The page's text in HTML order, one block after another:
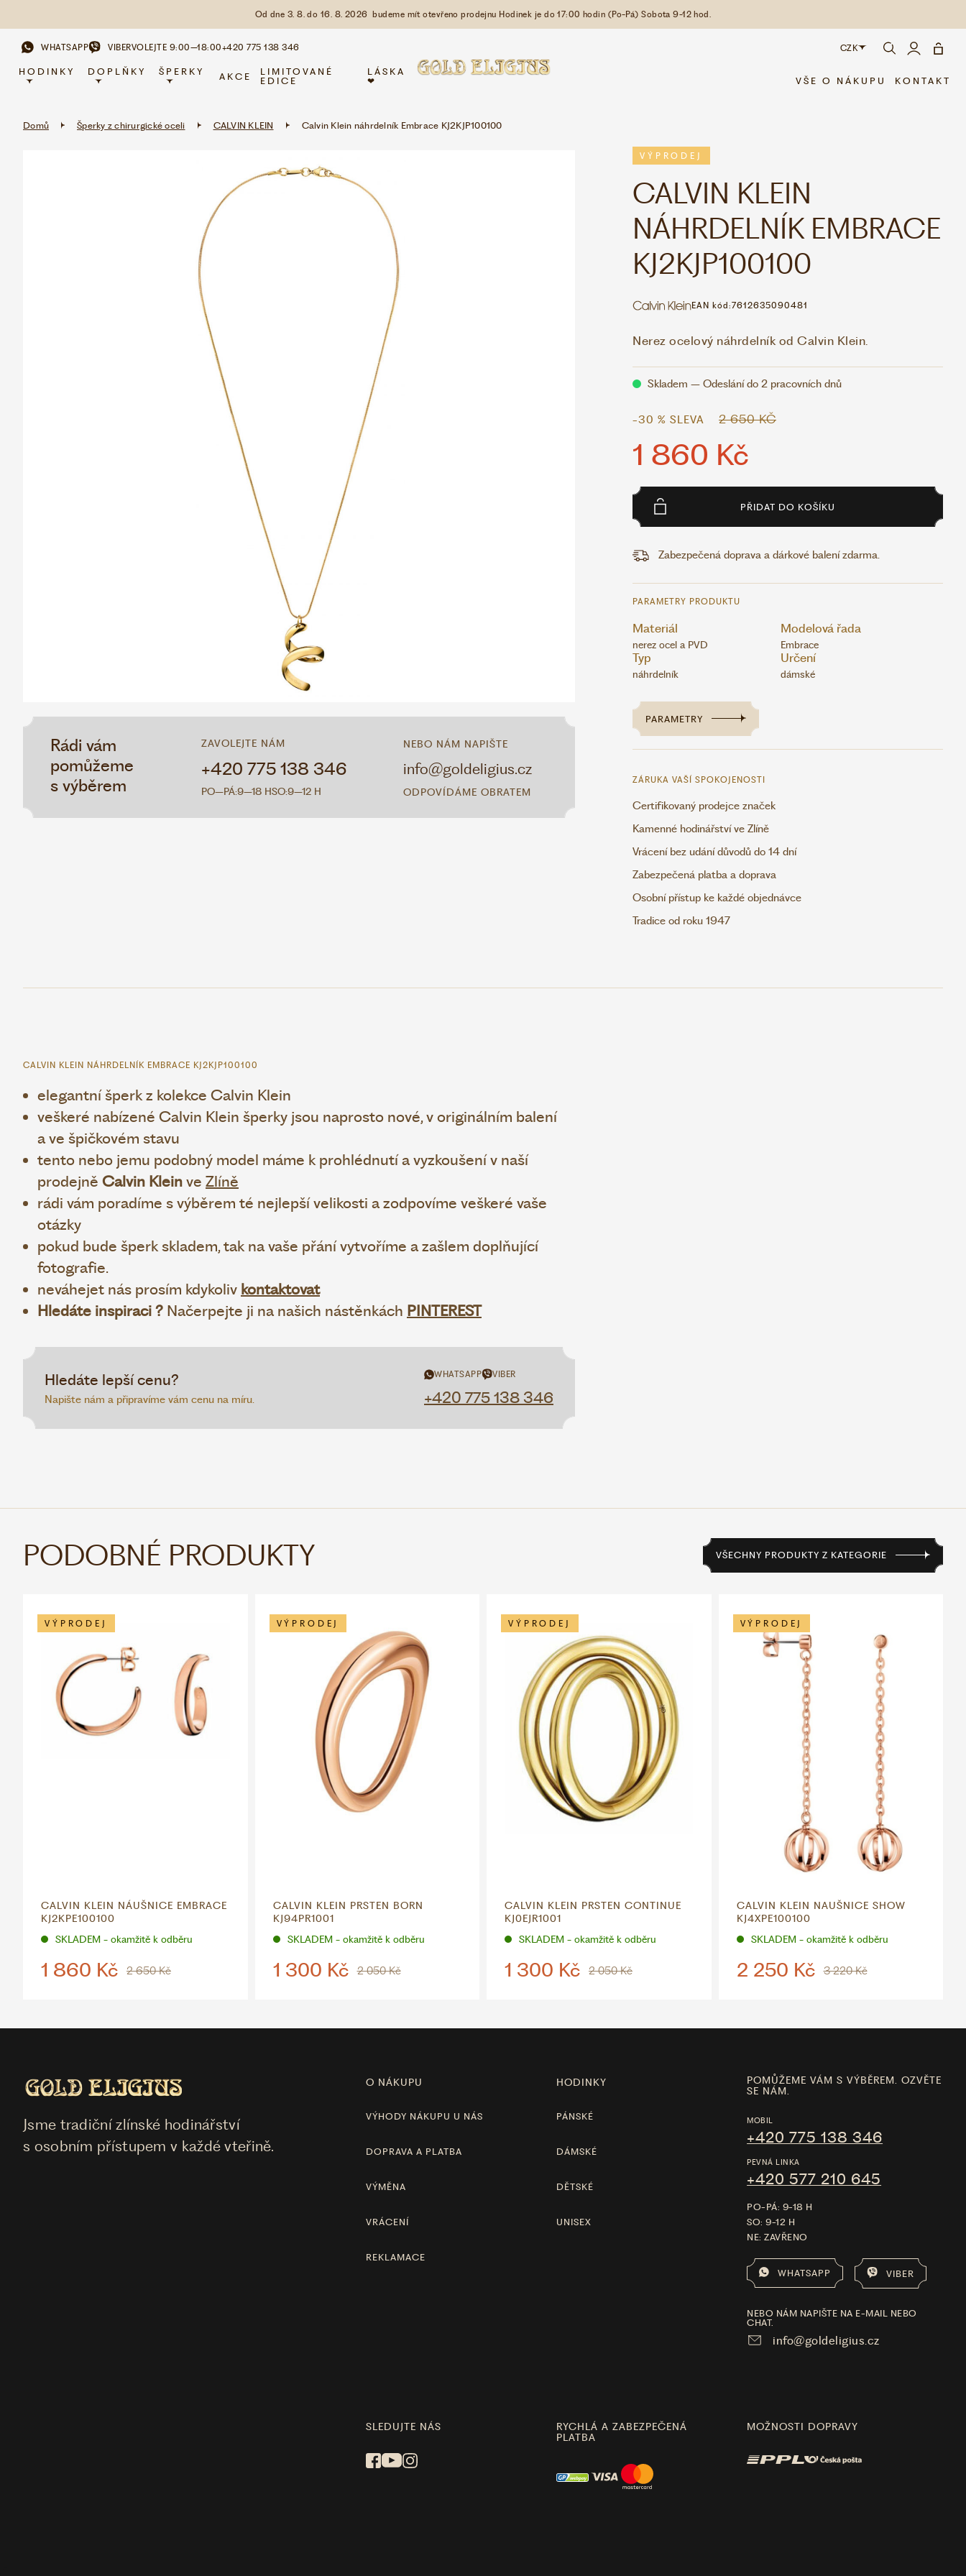
Od dne 3. 8. do 16. 8. 2026 budeme mít otevřeno prodejnu Hodinek je do 17:00 hodin (Po-Pá) Sobota 9-12 hod.
WHATSAPP VIBERVOLEJTE 9:00–18:00+420 775 138 346
HODINKY DOPLŇKY ŠPERKY AKCE
LIMITOVANÉ
EDICE
LÁSKA
❤
CZK
CZK
VŠE O NÁKUPU KONTAKT
Domů Šperky z chirurgické oceli CALVIN KLEIN Calvin Klein náhrdelník Embrace KJ2KJP100100
Rádi vám
pomůžeme
s výběrem
ZAVOLEJTE NÁM
+420 775 138 346
PO–PÁ:9–18 HSO:9–12 H
NEBO NÁM NAPIŠTE
info@goldeligius.cz
ODPOVÍDÁME OBRATEM
VÝPRODEJ
CALVIN KLEIN
NÁHRDELNÍK EMBRACE
KJ2KJP100100
EAN kód:7612635090481
Nerez ocelový náhrdelník od Calvin Klein.
Skladem – Odeslání do 2 pracovních dnů
-30 % SLEVA 2 650 KČ
1 860 Kč
PŘIDAT DO KOŠÍKU
Zabezpečená doprava a dárkové balení zdarma.
PARAMETRY PRODUKTU
Materiál
nerez ocel a PVD
Modelová řada
Embrace
Typ
náhrdelník
Určení
dámské
PARAMETRY
ZÁRUKA VAŠÍ SPOKOJENOSTI
Certifikovaný prodejce značek
Kamenné hodinářství ve Zlíně
Vrácení bez udání důvodů do 14 dní
Zabezpečená platba a doprava
Osobní přístup ke každé objednávce
Tradice od roku 1947
CALVIN KLEIN NÁHRDELNÍK EMBRACE KJ2KJP100100
elegantní šperk z kolekce Calvin Klein
veškeré nabízené Calvin Klein šperky jsou naprosto nové, v originálním balení
a ve špičkovém stavu
tento nebo jemu podobný model máme k prohlédnutí a vyzkoušení v naší
prodejně Calvin Klein ve Zlíně
rádi vám poradíme s výběrem té nejlepší velikosti a zodpovíme veškeré vaše
otázky
pokud bude šperk skladem, tak na vaše přání vytvoříme a zašlem doplňující
fotografie.
neváhejet nás prosím kdykoliv kontaktovat
Hledáte inspiraci ? Načerpejte ji na našich nástěnkách PINTEREST
Hledáte lepší cenu?
Napište nám a připravíme vám cenu na míru.
WHATSAPP VIBER
+420 775 138 346
PODOBNÉ PRODUKTY VŠECHNY PRODUKTY Z KATEGORIE
VÝPRODEJ
CALVIN KLEIN NÁUŠNICE EMBRACE
KJ2KPE100100
SKLADEM - okamžitě k odběru
1 860 Kč 2 650 Kč
VÝPRODEJ
CALVIN KLEIN PRSTEN BORN
KJ94PR1001
SKLADEM - okamžitě k odběru
1 300 Kč 2 050 Kč
VÝPRODEJ
CALVIN KLEIN PRSTEN CONTINUE
KJ0EJR1001
SKLADEM - okamžitě k odběru
1 300 Kč 2 050 Kč
VÝPRODEJ
CALVIN KLEIN NAUŠNICE SHOW
KJ4XPE100100
SKLADEM - okamžitě k odběru
2 250 Kč 3 220 Kč
Jsme tradiční zlínské hodinářství
s osobním přístupem v každé vteřině.
O NÁKUPU
VÝHODY NÁKUPU U NÁS
DOPRAVA A PLATBA
VÝMĚNA
VRÁCENÍ
REKLAMACE
HODINKY
PÁNSKÉ
DÁMSKÉ
DĚTSKÉ
UNISEX
POMŮŽEME VÁM S VÝBĚREM. OZVĚTE
SE NÁM.
MOBIL
+420 775 138 346
PEVNÁ LINKA
+420 577 210 645
PO-PÁ: 9-18 H
SO: 9-12 H
NE: ZAVŘENO
WHATSAPP VIBER
NEBO NÁM NAPIŠTE NA E-MAIL NEBO
CHAT.
info@goldeligius.cz
SLEDUJTE NÁS
RYCHLÁ A ZABEZPEČENÁ
PLATBA
MOŽNOSTI DOPRAVY